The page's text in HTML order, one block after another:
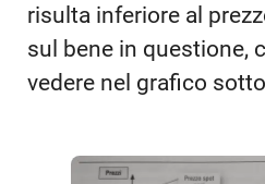
risulta inferiore al
sul bene in questione,
vedere nel grafico